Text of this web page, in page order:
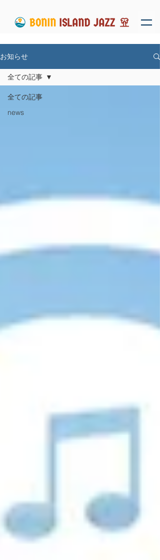
お知らせ
全ての記事
news
全ての記事